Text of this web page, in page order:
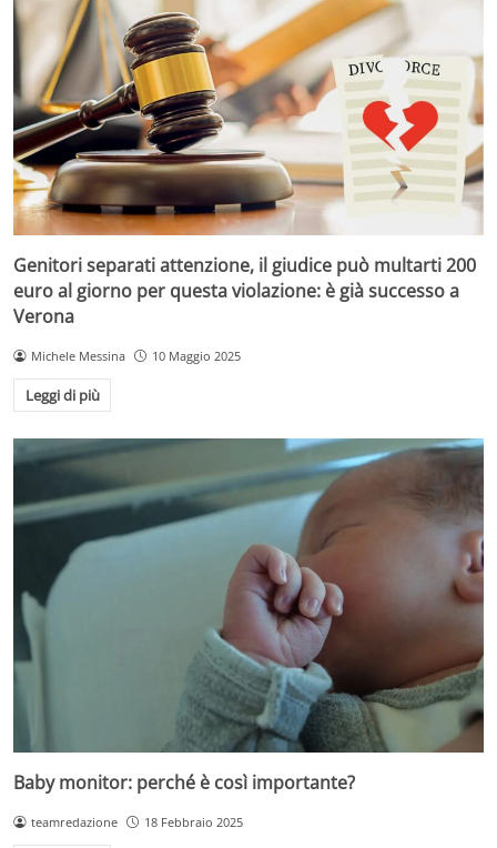
Genitori separati attenzione, il giudice può multarti 200
euro al giorno per questa violazione: è già successo a
Verona
Michele Messina 10 Maggio 2025
Leggi di più
Baby monitor: perché è così importante?
teamredazione 18 Febbraio 2025